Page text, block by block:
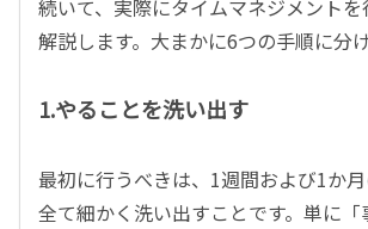
続いて、実際にタイムマネジメント
解説します。大まかに6つの手順に分け
1.やることを洗い出す
最初に行うべきは、1週間および1か
全て細かく洗い出すことです。単に